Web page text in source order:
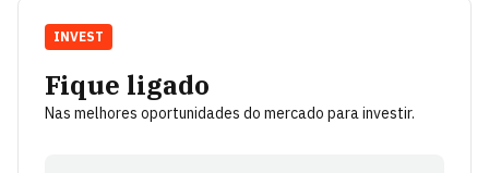
Fique ligado
Nas melhores oportunidades do mercado para investir.
INVEST